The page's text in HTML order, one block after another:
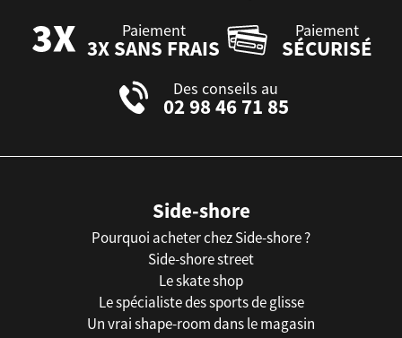
Paiement
3X SANS FRAIS
Paiement
SÉCURISÉ
Des conseils au
02 98 46 71 85
Side-shore
Pourquoi acheter chez Side-shore ?
Side-shore street
Le skate shop
Le spécialiste des sports de glisse
Un vrai shape-room dans le magasin